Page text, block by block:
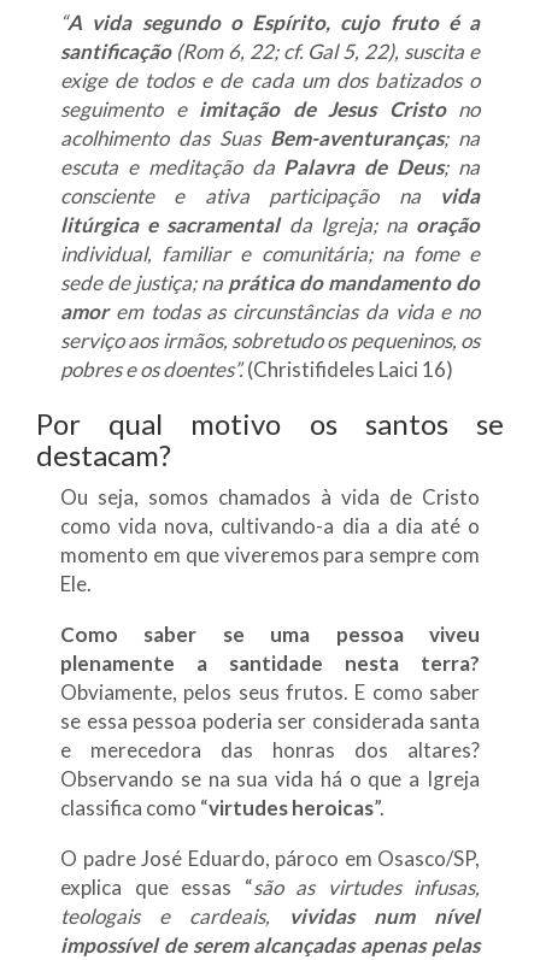
“A vida segundo o Espírito, cujo fruto é a
santificação(Rom 6, 22; cf. Gal 5, 22), suscita e
exige de todos e de cada um dos batizados o
seguimento e imitação de Jesus Cristono
acolhimento das Suas Bem-aventuranças; na
escuta e meditação da Palavra de Deus; na
consciente e ativa participação na vida
litúrgica e sacramentalda Igreja; na oração
individual, familiar e comunitária; na fome e
sede de justiça; na prática do mandamento do
amorem todas as circunstâncias da vida e no
serviço aos irmãos, sobretudo os pequeninos, os
pobres e os doentes”.(Christifideles Laici 16)
Por qual motivo os santos se
destacam?
Ou seja, somos chamados à vida de Cristo
como vida nova, cultivando-a dia a dia até o
momento em que viveremos para sempre com
Ele.
Como saber se uma pessoa viveu
plenamente a santidade nesta terra?
Obviamente, pelos seus frutos. E como saber
se essa pessoa poderia ser considerada santa
e merecedora das honras dos altares?
Observando se na sua vida há o que a Igreja
classifica como “virtudes heroicas”.
O padre José Eduardo, pároco em Osasco/SP,
explica que essas “são as virtudes infusas,
teologais e cardeais, vividas num nível
impossível de serem alcançadas apenas pelas